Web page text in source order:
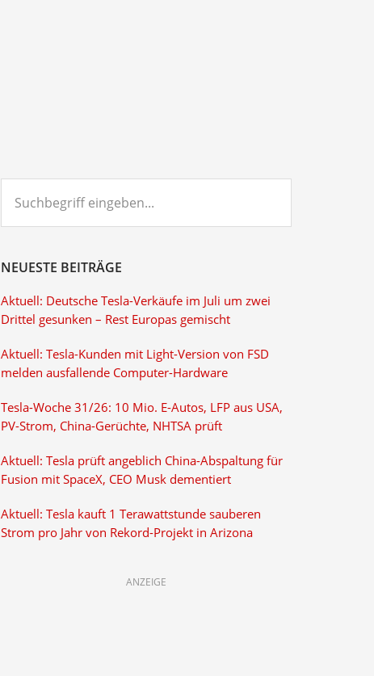
eingeben...
NEUESTE BEITRÄGE
Aktuell: Deutsche Tesla-Verkäufe im Juli um zwei
Drittel gesunken – Rest Europas gemischt
Aktuell: Tesla-Kunden mit Light-Version von FSD
melden ausfallende Computer-Hardware
Tesla-Woche 31/26: 10 Mio. E-Autos, LFP aus USA,
PV-Strom, China-Gerüchte, NHTSA prüft
Aktuell: Tesla prüft angeblich China-Abspaltung für
Fusion mit SpaceX, CEO Musk dementiert
Aktuell: Tesla kauft 1 Terawattstunde sauberen
Strom pro Jahr von Rekord-Projekt in Arizona
ANZEIGE